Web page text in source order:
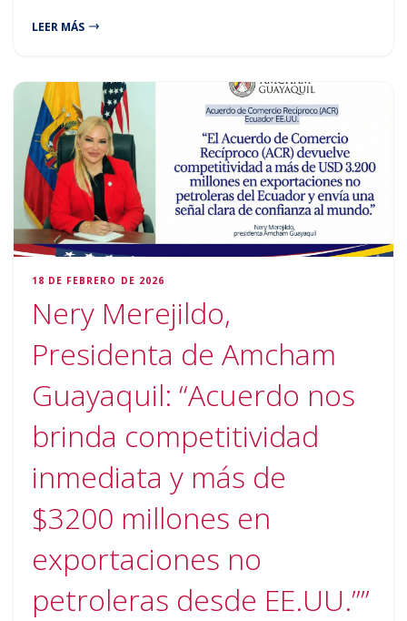
LEER MÁS
18 DE FEBRERO DE 2026
Nery Merejildo,
Presidenta de Amcham
Guayaquil: “Acuerdo nos
brinda competitividad
inmediata y más de
$3200 millones en
exportaciones no
petroleras desde EE.UU.””